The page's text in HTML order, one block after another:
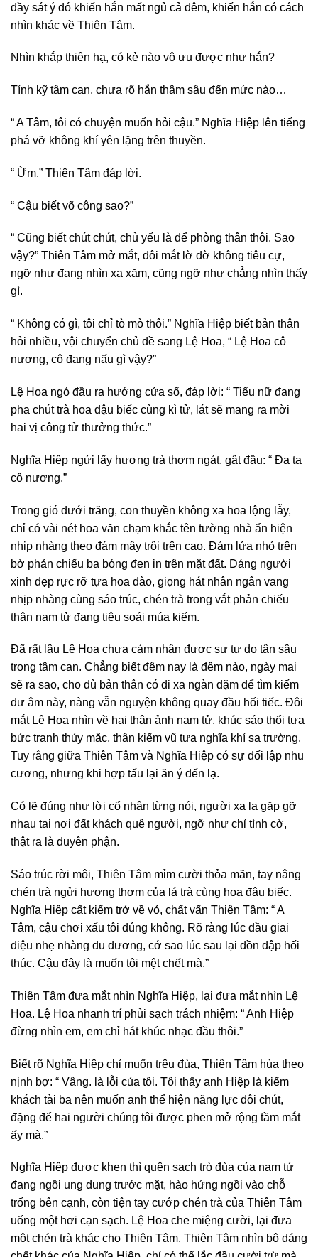
đầy sát ý đó khiến hắn mất ngủ cả đêm, khiến hắn có cách
nhìn khác về Thiên Tâm.
Nhìn khắp thiên hạ, có kẻ nào vô ưu được như hắn?
Tính kỹ tâm can, chưa rõ hắn thâm sâu đến mức nào…
“ A Tâm, tôi có chuyện muốn hỏi cậu.” Nghĩa Hiệp lên tiếng
phá vỡ không khí yên lặng trên thuyền.
“ Ừm.” Thiên Tâm đáp lời.
“ Cậu biết võ công sao?”
“ Cũng biết chút chút, chủ yếu là để phòng thân thôi. Sao
vậy?” Thiên Tâm mở mắt, đôi mắt lờ đờ không tiêu cự,
ngỡ như đang nhìn xa xăm, cũng ngỡ như chẳng nhìn thấy
gì.
“ Không có gì, tôi chỉ tò mò thôi.” Nghĩa Hiệp biết bản thân
hỏi nhiều, vội chuyển chủ đề sang Lệ Hoa, “ Lệ Hoa cô
nương, cô đang nấu gì vậy?”
Lệ Hoa ngó đầu ra hướng cửa sổ, đáp lời: “ Tiểu nữ đang
pha chút trà hoa đậu biếc cùng kì tử, lát sẽ mang ra mời
hai vị công tử thưởng thức.”
Nghĩa Hiệp ngửi lấy hương trà thơm ngát, gật đầu: “ Đa tạ
cô nương.”
Trong gió dưới trăng, con thuyền không xa hoa lộng lẫy,
chỉ có vài nét hoa văn chạm khắc tên tường nhà ẩn hiện
nhịp nhàng theo đám mây trôi trên cao. Đám lửa nhỏ trên
bờ phản chiếu ba bóng đen in trên mặt đất. Dáng người
xinh đẹp rực rỡ tựa hoa đào, giọng hát nhân ngân vang
nhịp nhàng cùng sáo trúc, chén trà trong vắt phản chiếu
thân nam tử đang tiêu soái múa kiếm.
Đã rất lâu Lệ Hoa chưa cảm nhận được sự tự do tận sâu
trong tâm can. Chẳng biết đêm nay là đêm nào, ngày mai
sẽ ra sao, cho dù bản thân có đi xa ngàn dặm để tìm kiếm
dư âm này, nàng vẫn nguyện không quay đầu hối tiếc. Đôi
mắt Lệ Hoa nhìn về hai thân ảnh nam tử, khúc sáo thổi tựa
bức tranh thủy mặc, thân kiếm vũ tựa nghĩa khí sa trường.
Tuy rằng giữa Thiên Tâm và Nghĩa Hiệp có sự đối lập nhu
cương, nhưng khi hợp tấu lại ăn ý đến lạ.
Có lẽ đúng như lời cổ nhân từng nói, người xa lạ gặp gỡ
nhau tại nơi đất khách quê người, ngỡ như chỉ tình cờ,
thật ra là duyên phận.
Sáo trúc rời môi, Thiên Tâm mỉm cười thỏa mãn, tay nâng
chén trà ngửi hương thơm của lá trà cùng hoa đậu biếc.
Nghĩa Hiệp cất kiếm trở về vỏ, chất vấn Thiên Tâm: “ A
Tâm, cậu chơi xấu tôi đúng không. Rõ ràng lúc đầu giai
điệu nhẹ nhàng du dương, cớ sao lúc sau lại dồn dập hối
thúc. Cậu đây là muốn tôi mệt chết mà.”
Thiên Tâm đưa mắt nhìn Nghĩa Hiệp, lại đưa mắt nhìn Lệ
Hoa. Lệ Hoa nhanh trí phủi sạch trách nhiệm: “ Anh Hiệp
đừng nhìn em, em chỉ hát khúc nhạc đầu thôi.”
Biết rõ Nghĩa Hiệp chỉ muốn trêu đùa, Thiên Tâm hùa theo
nịnh bợ: “ Vâng. là lỗi của tôi. Tôi thấy anh Hiệp là kiếm
khách tài ba nên muốn anh thể hiện năng lực đôi chút,
đặng để hai người chúng tôi được phen mở rộng tầm mắt
ấy mà.”
Nghĩa Hiệp được khen thì quên sạch trò đùa của nam tử
đang ngồi ung dung trước mặt, hào hứng ngồi vào chỗ
trống bên cạnh, còn tiện tay cướp chén trà của Thiên Tâm
uống một hơi cạn sạch. Lệ Hoa che miệng cười, lại đưa
một chén trà khác cho Thiên Tâm. Thiên Tâm nhìn bộ dáng